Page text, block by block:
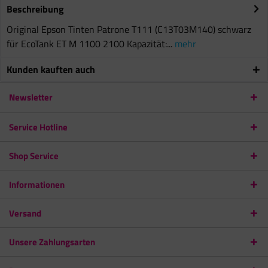
Beschreibung
Original Epson Tinten Patrone T111 (C13T03M140) schwarz
für EcoTank ET M 1100 2100 Kapazität:... mehr
Kunden kauften auch
Newsletter
Service Hotline
Shop Service
Informationen
Versand
Unsere Zahlungsarten